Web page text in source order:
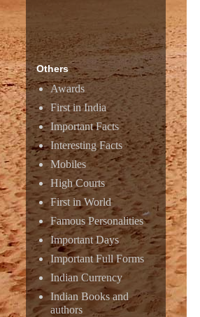
Others
Awards
First in India
Important Facts
Interesting Facts
Mobiles
High Courts
First in World
Famous Personalities
Important Days
Important Full Forms
Indian Currency
Indian Books and
authors